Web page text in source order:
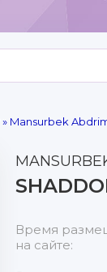
» Mansurbek
Время
на сайте: